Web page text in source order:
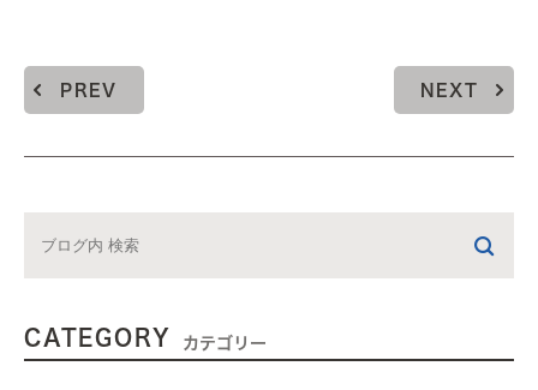
PREV NEXT
CATEGORY カテゴリー